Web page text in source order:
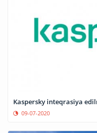
Kaspersky inteqrasiya
09-07-2020